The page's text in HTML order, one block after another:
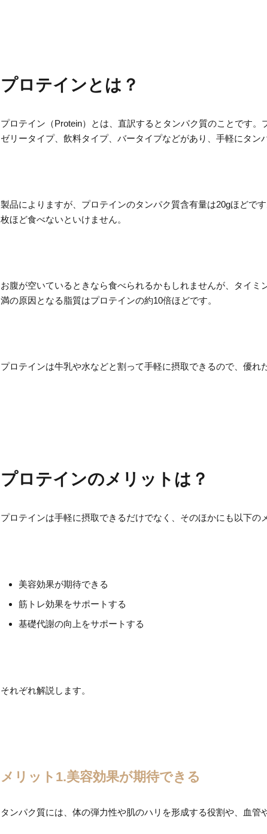
プロテインとは？
プロテイン（Protein）とは、直訳するとタンパク質のことです。
ゼリータイプ、飲料タイプ、バータイプなどがあり、 手軽にタン
製品によりますが、プロテインのタンパク質含有量は20gほどで
枚ほど食べないといけません。
お腹が空いているときなら食べられるかもしれませんが、タイ
満の原因となる脂質はプロテインの約10倍ほどです。
プロテインは牛乳や水などと割って手軽に摂取できるので、優れ
プロテインのメリットは？
プロテインは手軽に摂取できるだけでなく、そのほかにも以下の
美容効果が期待できる
筋トレ効果をサポートする
基礎代謝の向上をサポートする
それぞれ解説します。
メリット1.美容効果が期待できる
タンパク質には、体の弾力性や肌のハリを形成する役割や、血管